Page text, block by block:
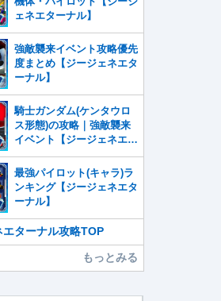
ェネエターナル】
強敵襲来イベント攻略優先
度まとめ【ジージェネエタ
ーナル】
騎士ガンダム(ケンタウロ
ス形態)の攻略｜強敵襲来
イベント【ジージェネエタ
ーナル】
最強パイロット(キャラ)ラ
ンキング【ジージェネエタ
ーナル】
エターナル攻略TOP
もっとみる